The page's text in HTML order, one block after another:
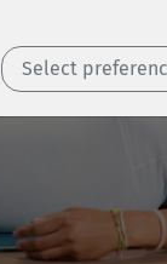
Select